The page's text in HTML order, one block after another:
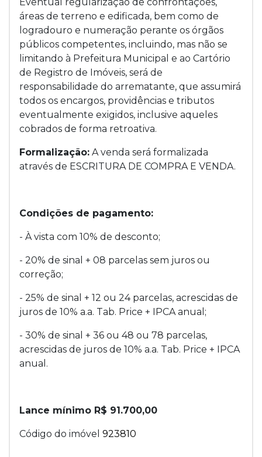
áreas de terreno e edificada, bem como de
logradouro e numeração perante os órgãos
públicos competentes, incluindo, mas não se
limitando à Prefeitura Municipal e ao Cartório
de Registro de Imóveis, será de
responsabilidade do arrematante, que assumirá
todos os encargos, providências e tributos
eventualmente exigidos, inclusive aqueles
cobrados de forma retroativa.
Formalização: A venda será formalizada
através de ESCRITURA DE COMPRA E VENDA.
Condições de pagamento:
- À vista com 10% de desconto;
- 20% de sinal + 08 parcelas sem juros ou
correção;
- 25% de sinal + 12 ou 24 parcelas, acrescidas de
juros de 10% a.a. Tab. Price + IPCA anual;
- 30% de sinal + 36 ou 48 ou 78 parcelas,
acrescidas de juros de 10% a.a. Tab. Price + IPCA
anual.
Lance mínimo R$ 91.700,00
Código do imóvel 923810